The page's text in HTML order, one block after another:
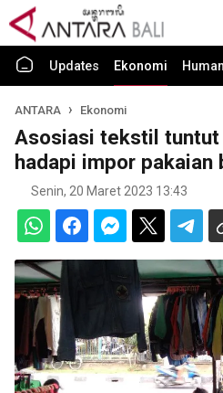
Updates Ekonomi
ANTARA Ekonomi
Asosiasi tekstil tuntut
hadapi impor pakaian
Senin, 20 Maret 2023 13:43